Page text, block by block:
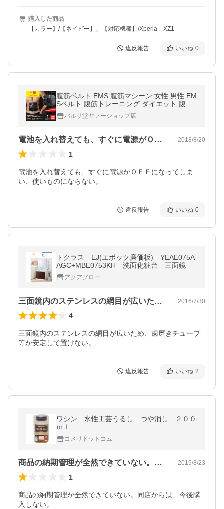
購入した商品
【カラー】/【ネイビー】、【対応機種】/Xperia XZ1
違反報告 いいね 0
腹筋ベルト EMS 腹筋マシーン 女性 男性 EM
Sベルト 腹筋トレーニング ダイエット 腹筋
腹筋マシン 腹筋器具 メンズ レディース 男女
兼用バルサ堂ヤフーショップ店
電池を入れ替えても、すぐに電源がＯＦＦ… 2018/8/20
1
電池を入れ替えても、すぐに電源がＯＦＦになってしま
い、使いものにならない。
違反報告 いいね 0
トクラス EJ(エポック廉価板) YEAE075A
AGC+MBE0753KH 洗面化粧台 三面鏡
アクアグロー
三面鏡内のステンレスの網目が広いため、… 2016/7/30
4
三面鏡内のステンレスの網目が広いため、歯磨きチューブ
等が安定して置けない。
違反報告 いいね 2
ワシン 水性工芸うるし つや消し ２００
ｍｌ
コメリドットコム
商品の納期管理が全然できていない。同店… 2019/3/23
1
商品の納期管理が全然できていない。同店からは、今後購
入しない。